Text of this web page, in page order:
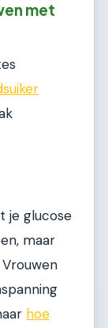
met
je glucose
maar
hoe